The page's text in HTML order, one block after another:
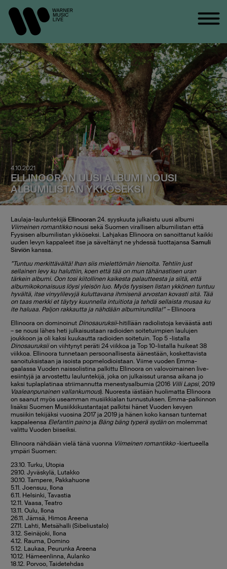
4.10.2021
ELLINOORAN UUSI ALBUMI NOUSI
ALBUMILISTAN YKKÖSEKSI
Laulaja-lauluntekijä Ellinooran24. syyskuuta julkaistu uusi albumi
Viimeinen romantikkonousi sekä Suomen virallisen albumilistan että
Fyysisen albumilistan ykköseksi. Lahjakas Ellinoora on sanoittanut kaikki
uuden levyn kappaleet itse ja säveltänyt ne yhdessä tuottajansa Samuli
Sirviön kanssa.
”Tuntuu merkittävältä! Ihan siis mielettömän hienolta. Tehtiin just
sellainen levy ku haluttiin, koen että tää on mun tähänastisen uran
tärkein albumi. Oon tosi kiitollinen kaikesta palautteesta ja siitä, että
albumikokonaisuus löysi yleisön luo. Myös fyysisen listan ykkönen tuntuu
hyvältä, itse vinyylilevyjä kuluttavana ihmisenä arvostan kovasti sitä. Tää
on taas merkki et täytyy kuunnella intuitiota ja tehdä sellaista musaa ku
ite haluaa. Paljon rakkautta ja nähdään albumirundilla!” –Ellinoora
Ellinoora on dominoinut Dinosauruksii-hitillään radiolistoja keväästä asti
– se nousi lähes heti julkaisustaan radioiden soitetuimpien laulujen
joukkoon ja oli kaksi kuukautta radioiden soitetuin. Top 5 -listalla
Dinosauruksiion viihtynyt peräti 24 viikkoa ja Top 10-listalla huikeat 38
viikkoa. Ellinoora tunnetaan persoonallisesta äänestään, koskettavista
sanoituksistaan ja isoista popmelodioistaan. Viime vuoden Emma-
gaalassa Vuoden naissolistina palkittu Ellinoora on valovoimainen live-
esiintyjä ja arvostettu lauluntekijä, joka on julkaissut uransa aikana jo
kaksi tuplaplatinaa striimannutta menestysalbumia (2016 Villi Lapsi, 2019
Vaaleanpunainen vallankumous). Nuoresta iästään huolimatta Ellinoora
on saanut myös useamman musiikkialan tunnustuksen. Emma-palkinnon
lisäksi Suomen Musiikkikustantajat palkitsi hänet Vuoden kevyen
musiikin tekijäksi vuosina 2017 ja 2019 ja hänen koko kansan tuntemat
kappaleensa Elefantin painoja Bäng bäng typerä sydänon molemmat
valittu Vuoden biiseiksi.
Ellinoora nähdään vielä tänä vuonna Viimeinen romantikko-kiertueella
ympäri Suomen:
23.10. Turku, Utopia
29.10. Jyväskylä, Lutakko
30.10. Tampere, Pakkahuone
5.11. Joensuu, Ilona
6.11. Helsinki, Tavastia
12.11. Vaasa, Teatro
13.11. Oulu, Ilona
26.11. Jämsä, Himos Areena
27.11. Lahti, Metsähalli (Sibeliustalo)
3.12. Seinäjoki, Ilona
4.12. Rauma, Domino
5.12. Laukaa, Peurunka Areena
10.12. Hämeenlinna, Aulanko
18.12. Porvoo, Taidetehdas